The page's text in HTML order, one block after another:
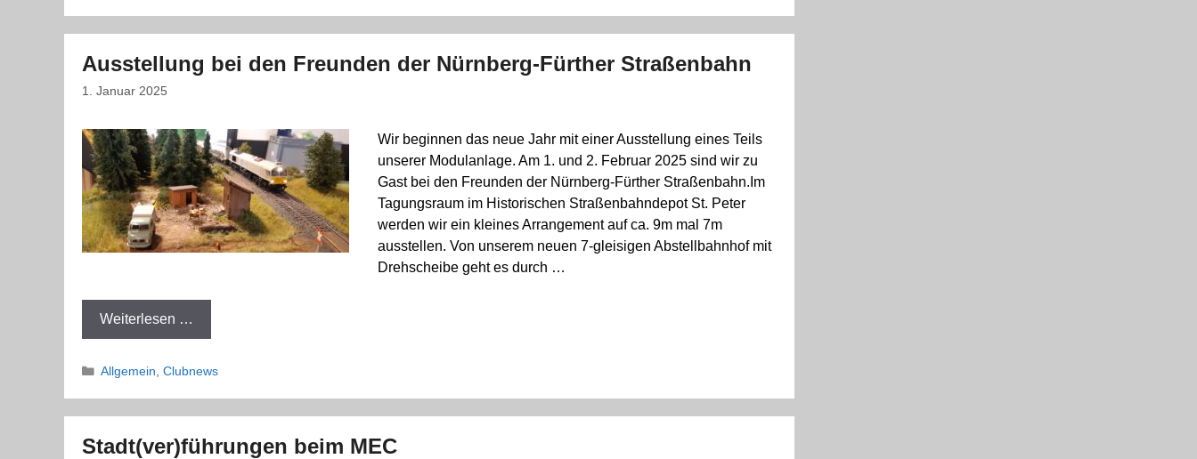
Ausstellung bei den Freunden der Nürnberg-Fürther Straßenbahn
1. Januar 2025
Wir beginnen das neue Jahr mit einer Ausstellung eines Teils
unserer Modulanlage. Am 1. und 2. Februar 2025 sind wir zu
Gast bei den Freunden der Nürnberg-Fürther Straßenbahn.Im
Tagungsraum im Historischen Straßenbahndepot St. Peter
werden wir ein kleines Arrangement auf ca. 9m mal 7m
ausstellen. Von unserem neuen 7-gleisigen Abstellbahnhof mit
Drehscheibe geht es durch …
Weiterlesen …
Kategorien
Allgemein ,Clubnews
Stadt(ver)führungen beim MEC